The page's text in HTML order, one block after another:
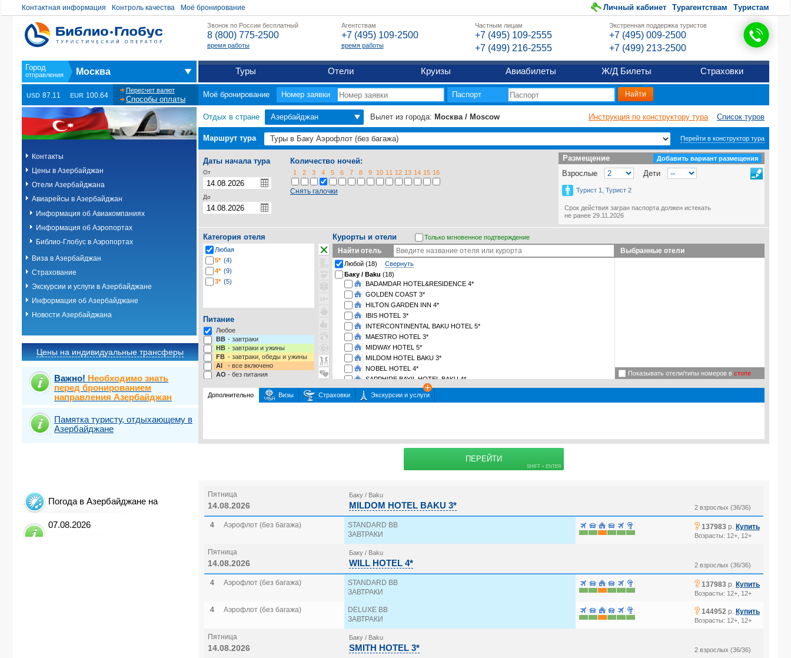
Контактная информация Контроль качества Моё бронирование Личный кабинет Турагентствам Туристам
Звонок по России бесплатный
8 (800) 775-2500
время работы
Агентствам
+7 (495) 109-2500
время работы
Частным лицам
+7 (495) 109-2555
+7 (499) 216-2555
Экстренная поддержка туристов
+7 (495) 009-2500
+7 (499) 213-2500
Москва Туры Отели Круизы Авиабилеты Ж/Д Билеты Страховки
USD 87.11 EUR 100.64
Пересчет валют
Способы оплаты
Моё бронирование Номер заявки Паспорт
Контакты
Цены в Азербайджан
Отели Азербайджана
Авиарейсы в Азербайджан
Информация об Авиакомпаниях
Информация об Аэропортах
Библио-Глобус в Аэропортах
Виза в Азербайджан
Страхование
Экскурсии и услуги в Азербайджане
Информация об Азербайджане
Новости Азербайджана
Цены на индивидуальные трансферы
Важно! Необходимо знать
перед бронированием
направления Азербайджан
Памятка туристу, отдыхающему в
Азербайджане
Погода в Азербайджане на
07.08.2026
Отдых в стране Азербайджан Вылет из города: Москва / Moscow Инструкция по конструктору тура Список туров
Маршрут тура Перейти в конструктор тура
Даты начала тура
От
До
Размещение
Размещение Добавить вариант размещения
Взрослые Дети
Турист 1, Турист 2
Срок действия загран паспорта должен истекать
не ранее 29.11.2026
Количество ночей:
1 2 3 4 5 6 7 8 9 10 11 12 13 14 15 16
Снять галочки
Категория отеля
Любая
5* (4)
4* (9)
3* (5)
Питание
Любое
BB - завтраки
HB - завтраки и ужины
FB - завтраки, обеды и ужины
AI
- все включено
AO - без питания
Только мгновенное подтверждение
Показывать отели/типы номеров в стопе
Выбранные отели
Курорты и отели
Найти отель
Любой (18)
Свернуть
Баку / Baku (18)
BADAMDAR HOTEL&RESIDENCE 4*
GOLDEN COAST 3*
HILTON GARDEN INN 4*
IBIS HOTEL 3*
INTERCONTINENTAL BAKU HOTEL 5*
MAESTRO HOTEL 3*
MIDWAY HOTEL 5*
MILDOM HOTEL BAKU 3*
NOBEL HOTEL 4*
SAPPHIRE BAYIL HOTEL BAKU 4*
SAPPHIRE CITY 4*
SAPPHIRE INN 4*
THEATRUM HOTEL BAKU 4*
Дополнительно Визы Страховки Экскурсии и услуги
ПЕРЕЙТИ
Пятница
14.08.2026
Баку / Baku
MILDOM HOTEL BAKU 3* 2 взрослых (36/36)
4 Аэрофлот (без багажа)
STANDARD BB
ЗАВТРАКИ
? 137983 р. Купить
Возрасты: 12+, 12+
Пятница
14.08.2026
Баку / Baku
WILL HOTEL 4* 2 взрослых (36/36)
4 Аэрофлот (без багажа)
STANDARD BB
ЗАВТРАКИ
? 137983 р. Купить
Возрасты: 12+, 12+
4 Аэрофлот (без багажа)
DELUXE BB
ЗАВТРАКИ
? 144952 р. Купить
Возрасты: 12+, 12+
Пятница
14.08.2026
Баку / Baku
SMITH HOTEL 3* 2 взрослых (36/36)